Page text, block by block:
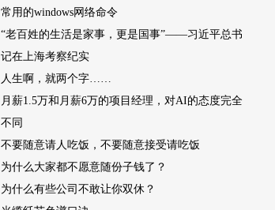
常用的windows网络命令
“老百姓的生活是家事，更是国事”——习近平总书
记在上海考察纪实
人生啊，就两个字……
月薪1.5万和月薪6万的项目经理，对AI的态度完全
不同
不要随意请人吃饭，不要随意接受请吃饭
为什么大家都不愿意随份子钱了？
为什么有些公司不敢让你双休？